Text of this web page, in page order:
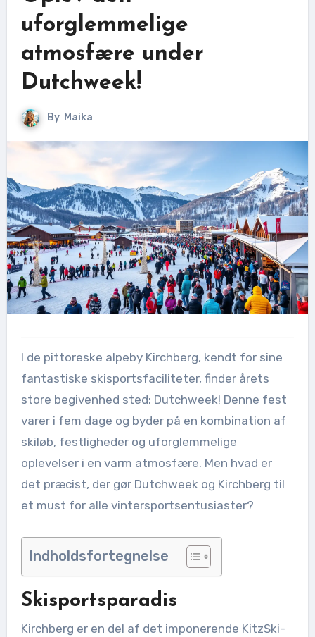
uforglemmelige
atmosfære under
Dutchweek!
By Maika
I de pittoreske alpeby Kirchberg, kendt for sine
fantastiske skisportsfaciliteter, finder årets
store begivenhed sted: Dutchweek! Denne fest
varer i fem dage og byder på en kombination af
skiløb, festligheder og uforglemmelige
oplevelser i en varm atmosfære. Men hvad er
det præcist, der gør Dutchweek og Kirchberg til
et must for alle vintersportsentusiaster?
Indholdsfortegnelse
Skisportsparadis
Kirchberg er en del af det imponerende KitzSki-